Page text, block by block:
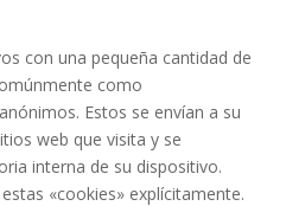
con una pequeña cantidad de
como
Estos se envían a su
web que visita y se
interna de su dispositivo.
«cookies» explícitamente.